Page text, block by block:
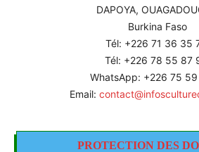
DAPOYA,
Burkina Faso
Tél: +226 71 36 35
Tél: +226 78 55 87
WhatsApp: +226 75 59
Email:
PROTECTION DES